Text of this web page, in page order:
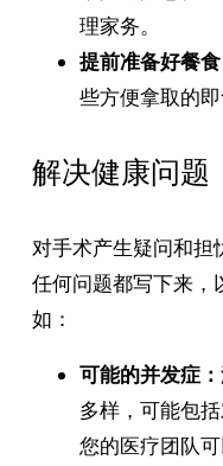
理家务。
提前准备好餐食
些方便拿取的即
解决健康问题
对手术产生疑问和担
任何问题都写下来，
如：
可能的并发症：
多样，可能包
您的医疗团队